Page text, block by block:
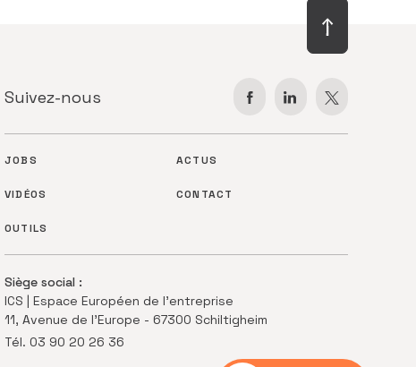
Suivez-nous
JOBS ACTUS
VIDÉOS CONTACT
OUTILS
Siège social :
ICS | Espace Européen de l'entreprise
11, Avenue de l’Europe - 67300 Schiltigheim
Tél. 03 90 20 26 36